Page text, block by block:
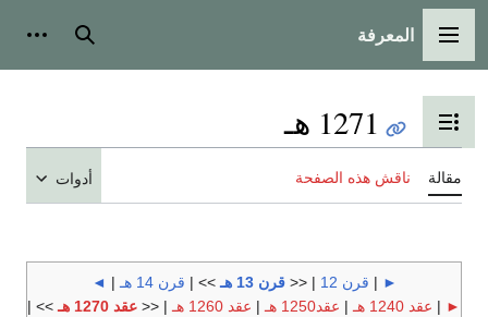
القائمة الرئيسية
المعرفة بحث
تبديل عرض جدول المحتويات
1271 هـ
مقالة ناقش هذه الصفحة أدوات
►
| قرن 12 | <<قرن 13 هـ >> | قرن 14 هـ |
◄
►
| عقد 1240 هـ | عقد1250 هـ | عقد 1260 هـ | << عقد 1270 هـ
>> |